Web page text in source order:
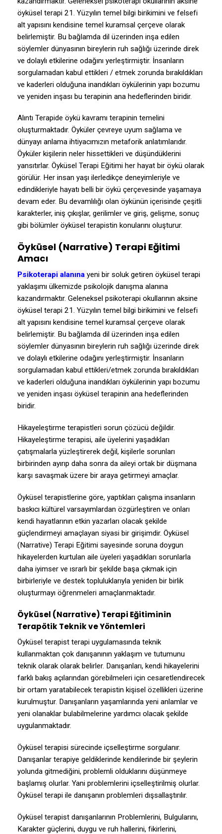
öyküsel terapi 21. Yüzyılın temel bilgi birikimini ve felsefi
alt yapısını kendisine temel kuramsal çerçeve olarak
belirlemiştir. Bu bağlamda dil üzerinden inşa edilen
söylemler dünyasının bireylerin ruh sağlığı üzerinde direk
ve dolaylı etkilerine odağını yerleştirmiştir. İnsanların
sorgulamadan kabul ettikleri / etmek zorunda bırakıldıkları
ve kaderleri olduğuna inandıkları öykülerinin yapı bozumu
ve yeniden inşası bu terapinin ana hedeflerinden biridir.
Alıntı Terapide öykü kavramı terapinin temelini
oluşturmaktadır. Öyküler çevreye uyum sağlama ve
dünyayı anlama ihtiyacımızın metaforik anlatımlarıdır.
Öyküler kişilerin neler hissettikleri ve düşündüklerini
yansıtırlar. Öyküsel Terapi Eğitimi her hayat bir öykü olarak
görülür. Her insan yaşı ilerledikçe deneyimleriyle ve
edindikleriyle hayatı belli bir öykü çerçevesinde yaşamaya
devam eder. Bu devamlılığı olan öykünün içerisinde çeşitli
karakterler, iniş çıkışlar, gerilimler ve giriş, gelişme, sonuç
gibi bölümler öyküsel terapistin konularını oluşturur.
Öyküsel (Narrative) Terapi Eğitimi
Amacı
Psikoterapi alanına yeni bir soluk getiren öyküsel terapi
yaklaşımı ülkemizde psikolojik danışma alanına
kazandırmaktır. Geleneksel psikoterapi okullarının aksine
öyküsel terapi 21. Yüzyılın temel bilgi birikimini ve felsefi
alt yapısını kendisine temel kuramsal çerçeve olarak
belirlemiştir. Bu bağlamda dil üzerinden inşa edilen
söylemler dünyasının bireylerin ruh sağlığı üzerinde direk
ve dolaylı etkilerine odağını yerleştirmiştir. İnsanların
sorgulamadan kabul ettikleri/etmek zorunda bırakıldıkları
ve kaderleri olduğuna inandıkları öykülerinin yapı bozumu
ve yeniden inşası öyküsel terapinin ana hedeflerinden
biridir.
Hikayeleştirme terapistleri sorun çözücü değildir.
Hikayeleştirme terapisi, aile üyelerini yaşadıkları
çatışmalarla yüzleştirerek değil, kişilerle sorunları
birbirinden ayırıp daha sonra da aileyi ortak bir düşmana
karşı savaşmak üzere bir araya getirmeyi amaçlar.
Öyküsel terapistlerine göre, yaptıkları çalışma insanların
baskıcı kültürel varsayımlardan özgürleştiren ve onları
kendi hayatlarının etkin yazarları olacak şekilde
güçlendirmeyi amaçlayan siyasi bir girişimdir. Öyküsel
(Narrative) Terapi Eğitimi sayesinde soruna doygun
hikayelerden kurtulan aile üyeleri yaşadıkları sorunlarla
daha iyimser ve ısrarlı bir şekilde başa çıkmak için
birbirleriyle ve destek topluluklarıyla yeniden bir birlik
oluşturmayı öğrenmeleri amaçlanmaktadır.
Öyküsel (Narrative) Terapi Eğitiminin
Terapötik Teknik ve Yöntemleri
Öyküsel terapist terapi uygulamasında teknik
kullanmaktan çok danışanının yaklaşım ve tutumunu
teknik olarak olarak belirler. Danışanları, kendi hikayelerini
farklı bakış açılarından görebilmeleri için cesaretlendirecek
bir ortam yaratabilecek terapistin kişisel özellikleri üzerine
kurulmuştur. Danışanların yaşamlarında yeni anlamlar ve
yeni olanaklar bulabilmelerine yardımcı olacak şekilde
uygulanmaktadır.
Öyküsel terapisi sürecinde içselleştirme sorgulanır.
Danışanlar terapiye geldiklerinde kendilerinde bir şeylerin
yolunda gitmediğini, problemli olduklarını düşünmeye
başlamış olurlar. Yani problemlerini içselleştirilmiş olurlar.
Öyküsel terapi ile danışanın problemleri dışsallaştırılır.
Öyküsel terapist danışanlarının Problemlerini, Bulgularını,
Karakter güçlerini, duygu ve ruh hallerini, fikirlerini,